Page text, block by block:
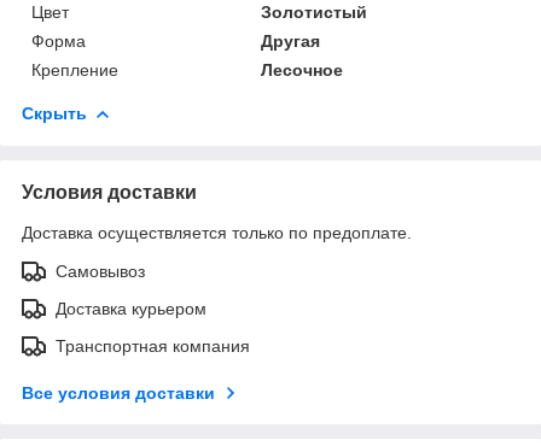
Цвет
Золотистый
Форма
Другая
Крепление
Лесочное
Скрыть
Условия доставки
Доставка осуществляется только по предоплате.
Самовывоз
Доставка курьером
Транспортная компания
Все условия доставки